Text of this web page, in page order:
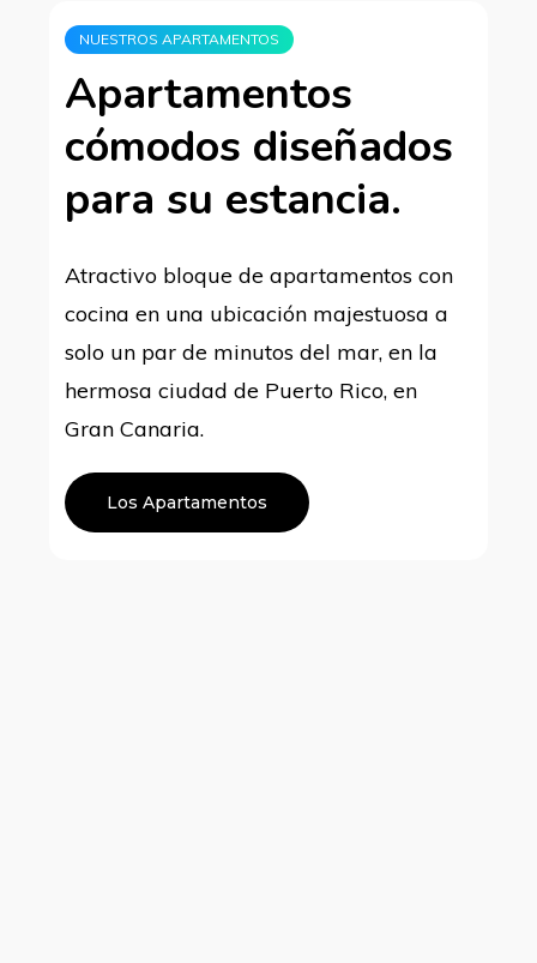
NUESTROS APARTAMENTOS
Apartamentos
cómodos diseñados
para su estancia.
Atractivo bloque de apartamentos con
cocina en una ubicación majestuosa a
solo un par de minutos del mar, en la
hermosa ciudad de Puerto Rico, en
Gran Canaria.
Los Apartamentos